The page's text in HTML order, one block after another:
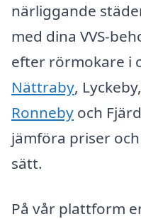
närliggande
med dina VVS-
efter rörmokare i
Nättraby, Lyckeby,
Ronneby och
jämföra priser
sätt.
På vår plattform